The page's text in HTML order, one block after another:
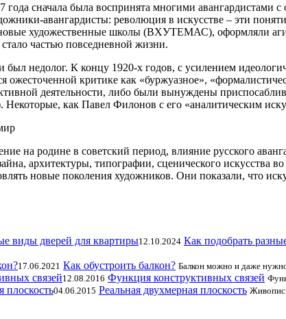
года сначала была воспринята многими
авангардисты: революция в искусстве – эти
художественные школы (ВХУТЕМАС), оформляли
частью повседневной жизни.
недолог. К концу 1920-х годов, с усилением
ожесточенной критике как «буржуазное»,
деятельности, либо были вынуждены
Некоторые, как Павел Филонов с его «аналитическим
на родине в советский период, влияние русского
архитектуры, типографии, сценического
новые поколения художников. Они показали, что
12.10.2024 Как подобрать
17.06.2021 Как обустроить балкон? Балкон можно и даже
12.08.2016 Функция конструктивных связей
04.06.2015 Реальная двухмерная плоскость